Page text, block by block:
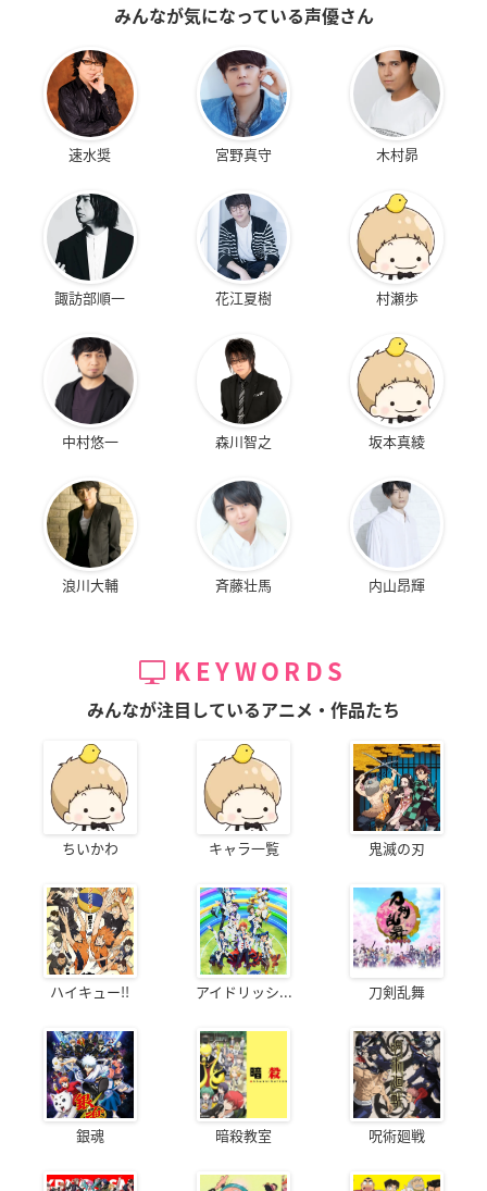
みんなが気になっている声優さん
速水奨 宮野真守 木村昴
諏訪部順一 花江夏樹 村瀬歩
中村悠一 森川智之 坂本真綾
浪川大輔 斉藤壮馬 内山昂輝
KEYWORDS
みんなが注目しているアニメ・作品たち
ちいかわ キャラ一覧 鬼滅の刃
ハイキュー!! アイドリッシ... 刀剣乱舞
銀魂 暗殺教室 呪術廻戦